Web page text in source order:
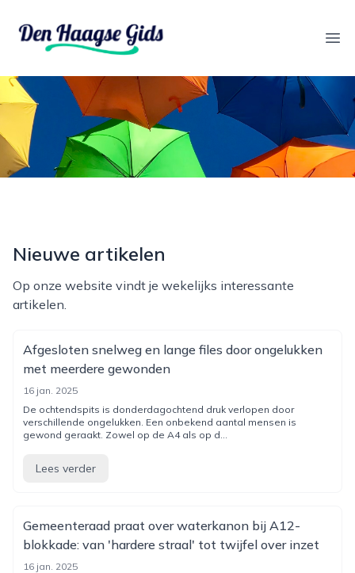
denhaagsegids.nl
Nieuwe artikelen
Op onze website vindt je wekelijks interessante
artikelen.
Afgesloten snelweg en lange files door ongelukken
met meerdere gewonden
16 jan. 2025
De ochtendspits is donderdagochtend druk verlopen door
verschillende ongelukken. Een onbekend aantal mensen is
gewond geraakt. Zowel op de A4 als op d...
Lees verder
Gemeenteraad praat over waterkanon bij A12-
blokkade: van 'hardere straal' tot twijfel over inzet
16 jan. 2025